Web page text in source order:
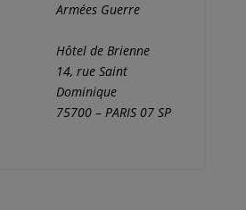
Armées Guerre
Hôtel de Brienne
14, rue Saint
Dominique
75700 – PARIS 07 SP